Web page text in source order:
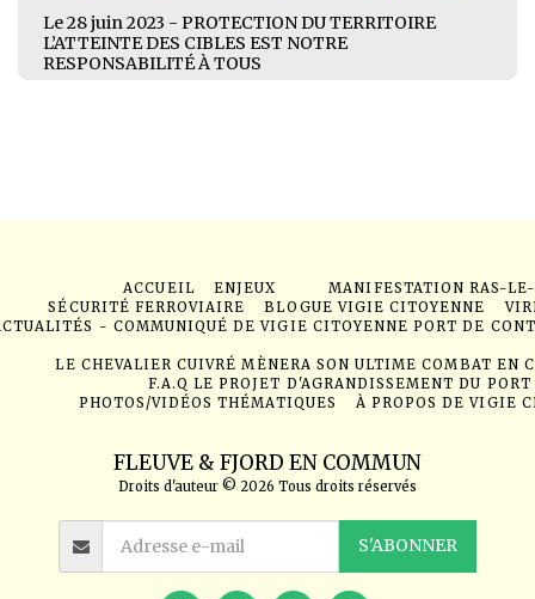
Le 28 juin 2023 - PROTECTION DU TERRITOIRE
L’ATTEINTE DES CIBLES EST NOTRE
RESPONSABILITÉ À TOUS
FLEUVE & FJORD EN COMMUN
Droits d'auteur © 2026 Tous droits réservés
ACCUEIL ENJEUX
MANIFESTATION RAS-
SÉCURITÉ FERROVIAIRE
BLOGUE VIGIE CITOYENNE
- COMMUNIQUÉ DE VIGIE CITOYENNE PORT DE
LE CHEVALIER CUIVRÉ MÈNERA SON ULTIME COMBAT EN
F.A.Q LE PROJET D'AGRANDISSEMENT DU
PHOTOS/VIDÉOS THÉMATIQUES
À PROPOS DE VIGIE
S'ABONNER